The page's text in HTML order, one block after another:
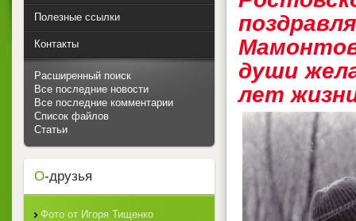
души
лет
Полезные ссылки
Контакты
Расширенный поиск
Все последние новости
Все последние комментарии
Список файлов
Статьи
О-друзья
Фото от Игоря Тищенко